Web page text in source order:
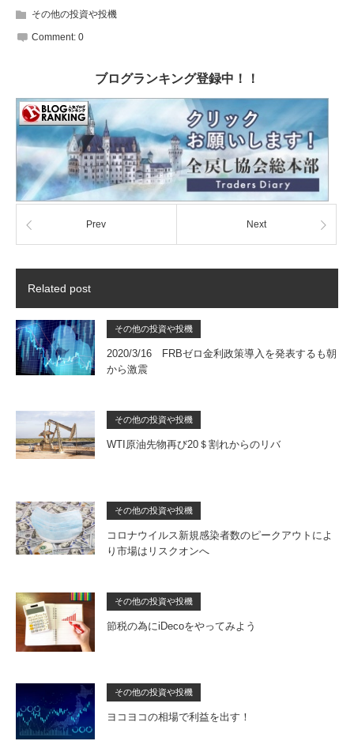
その他の投資や投機
Comment: 0
ブログランキング登録中！！
Prev Next
Related post
その他の投資や投機
2020/3/16 FRBゼロ金利政策導入を発表するも朝
から激震
その他の投資や投機
WTI原油先物再び20＄割れからのリバ
その他の投資や投機
コロナウイルス新規感染者数のピークアウトによ
り市場はリスクオンへ
その他の投資や投機
節税の為にiDecoをやってみよう
その他の投資や投機
ヨコヨコの相場で利益を出す！